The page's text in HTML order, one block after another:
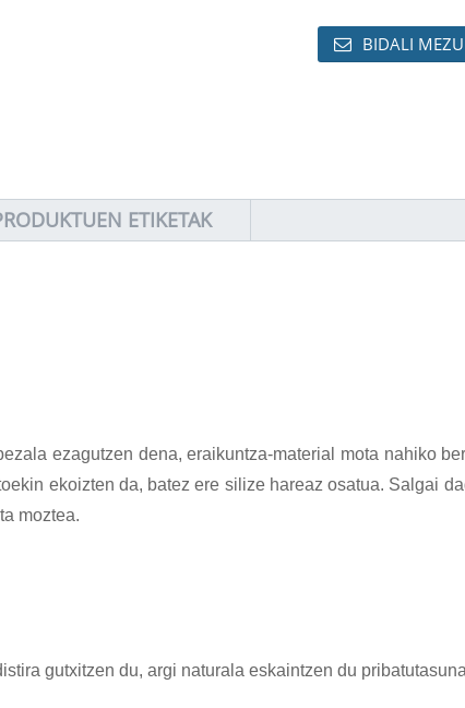
BIDALI
ETIKETAK
ezagutzen dena, eraikuntza-material mota nahiko
ekoizten da, batez ere silize hareaz osatua. Salgai
moztea.
gutxitzen du, argi naturala eskaintzen du